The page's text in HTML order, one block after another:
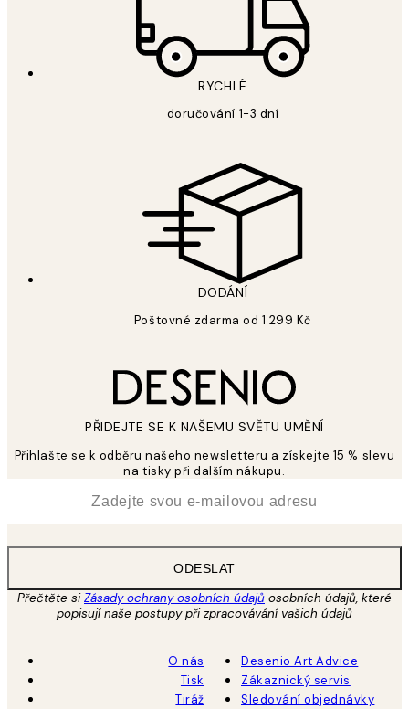
RYCHLÉ
doručování 1-3 dní
DODÁNÍ
Poštovné zdarma od 1 299 Kč
PŘIDEJTE SE K NAŠEMU SVĚTU UMĚNÍ
Přihlašte se k odběru našeho newsletteru a získejte 15 % slevu
na tisky při dalším nákupu.
ODESLAT
Přečtěte siZásady ochrany osobních údajů osobních údajů, které
popisují naše postupy při zpracovávání vašich údajů
O nás
Tisk
Tiráž
Desenio Art Advice
Zákaznický servis
Sledování objednávky